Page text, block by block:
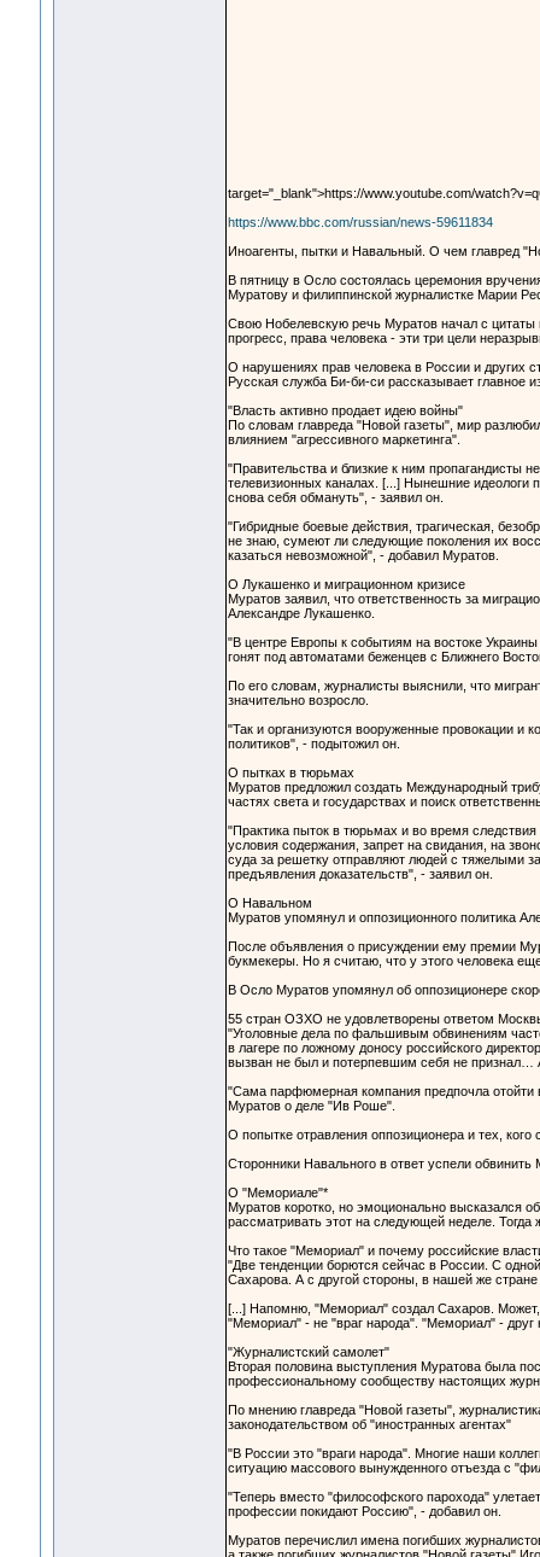
target="_blank">https://www.youtube.com/
https://www.bbc.com/russian/news-59611834
Иноагенты, пытки и Навальный. О чем главред
В пятницу в Осло состоялась церемония
Муратову и филиппинской журналистке Марии
Свою Нобелевскую речь Муратов начал с цитаты
прогресс, права человека - эти три цели
О нарушениях прав человека в России и других
Русская служба Би-би-си рассказывает главное
"Власть активно продает идею войны"
По словам главреда "Новой газеты", мир
влиянием "агрессивного маркетинга".
"Правительства и близкие к ним пропагандисты
телевизионных каналах. [...] Нынешние идеологи
снова себя обмануть", - заявил он.
"Гибридные боевые действия, трагическая,
не знаю, сумеют ли следующие поколения их
казаться невозможной", - добавил Муратов.
О Лукашенко и миграционном кризисе
Муратов заявил, что ответственность за
Александре Лукашенко.
"В центре Европы к событиям на востоке
гонят под автоматами беженцев с Ближнего
По его словам, журналисты выяснили, что
значительно возросло.
"Так и организуются вооруженные провокации и
политиков", - подытожил он.
О пытках в тюрьмах
Муратов предложил создать Международный
частях света и государствах и поиск
"Практика пыток в тюрьмах и во время
условия содержания, запрет на свидания, на
суда за решетку отправляют людей с тяжелыми
предъявления доказательств", - заявил он.
О Навальном
Муратов упомянул и оппозиционного политика
После объявления о присуждении ему премии
букмекеры. Но я считаю, что у этого человека
В Осло Муратов упомянул об оппозиционере
55 стран ОЗХО не удовлетворены ответом
"Уголовные дела по фальшивым обвинениям
в лагере по ложному доносу российского
вызван не был и потерпевшим себя не признал…
"Сама парфюмерная компания предпочла отойти
Муратов о деле "Ив Роше".
О попытке отравления оппозиционера и тех,
Сторонники Навального в ответ успели обвинить
О "Мемориале"*
Муратов коротко, но эмоционально высказался
рассматривать этот на следующей неделе.
Что такое "Мемориал" и почему российские
"Две тенденции борются сейчас в России. С
Сахарова. А с другой стороны, в нашей же
[...] Напомню, "Мемориал" создал Сахаров.
"Мемориал" - не "враг народа". "Мемориал" - друг
"Журналистский самолет"
Вторая половина выступления Муратова была
профессиональному сообществу настоящих
По мнению главреда "Новой газеты",
законодательством об "иностранных агентах"
"В России это "враги народа". Многие наши
ситуацию массового вынужденного отъезда с
"Теперь вместо "философского парохода"
профессии покидают Россию", - добавил он.
Муратов перечислил имена погибших